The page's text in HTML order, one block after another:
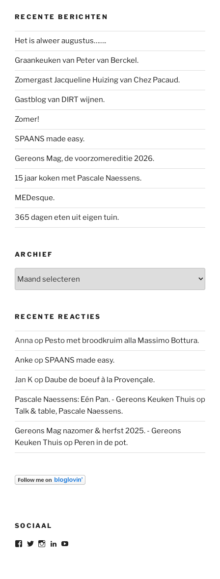
RECENTE BERICHTEN
Het is alweer augustus…….
Graankeuken van Peter van Berckel.
Zomergast Jacqueline Huizing van Chez Pacaud.
Gastblog van DIRT wijnen.
Zomer!
SPAANS made easy.
Gereons Mag, de voorzomereditie 2026.
15 jaar koken met Pascale Naessens.
MEDesque.
365 dagen eten uit eigen tuin.
ARCHIEF
RECENTE REACTIES
Annaop Pesto met broodkruim alla Massimo Bottura.
Anke op SPAANS made easy.
Jan K op Daube de boeuf à la Provençale.
Pascale Naessens: Eén Pan. - Gereons Keuken Thuis op
Talk & table, Pascale Naessens.
Gereons Mag nazomer & herfst 2025. - Gereons
Keuken Thuis op Peren in de pot.
SOCIAAL
BekijkBekijkBekijkBekijk